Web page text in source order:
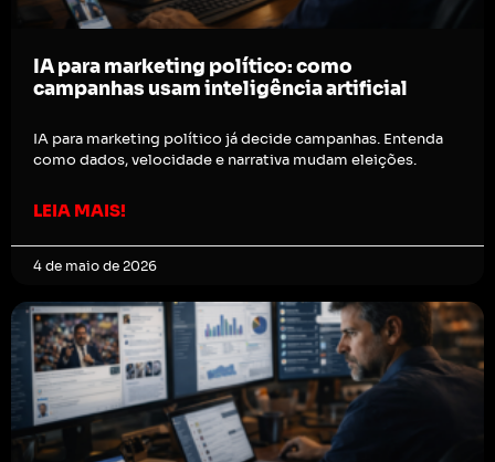
IA para marketing político: como
campanhas usam inteligência artificial
IA para marketing político já decide campanhas. Entenda
como dados, velocidade e narrativa mudam eleições.
LEIA MAIS!
4 de maio de 2026